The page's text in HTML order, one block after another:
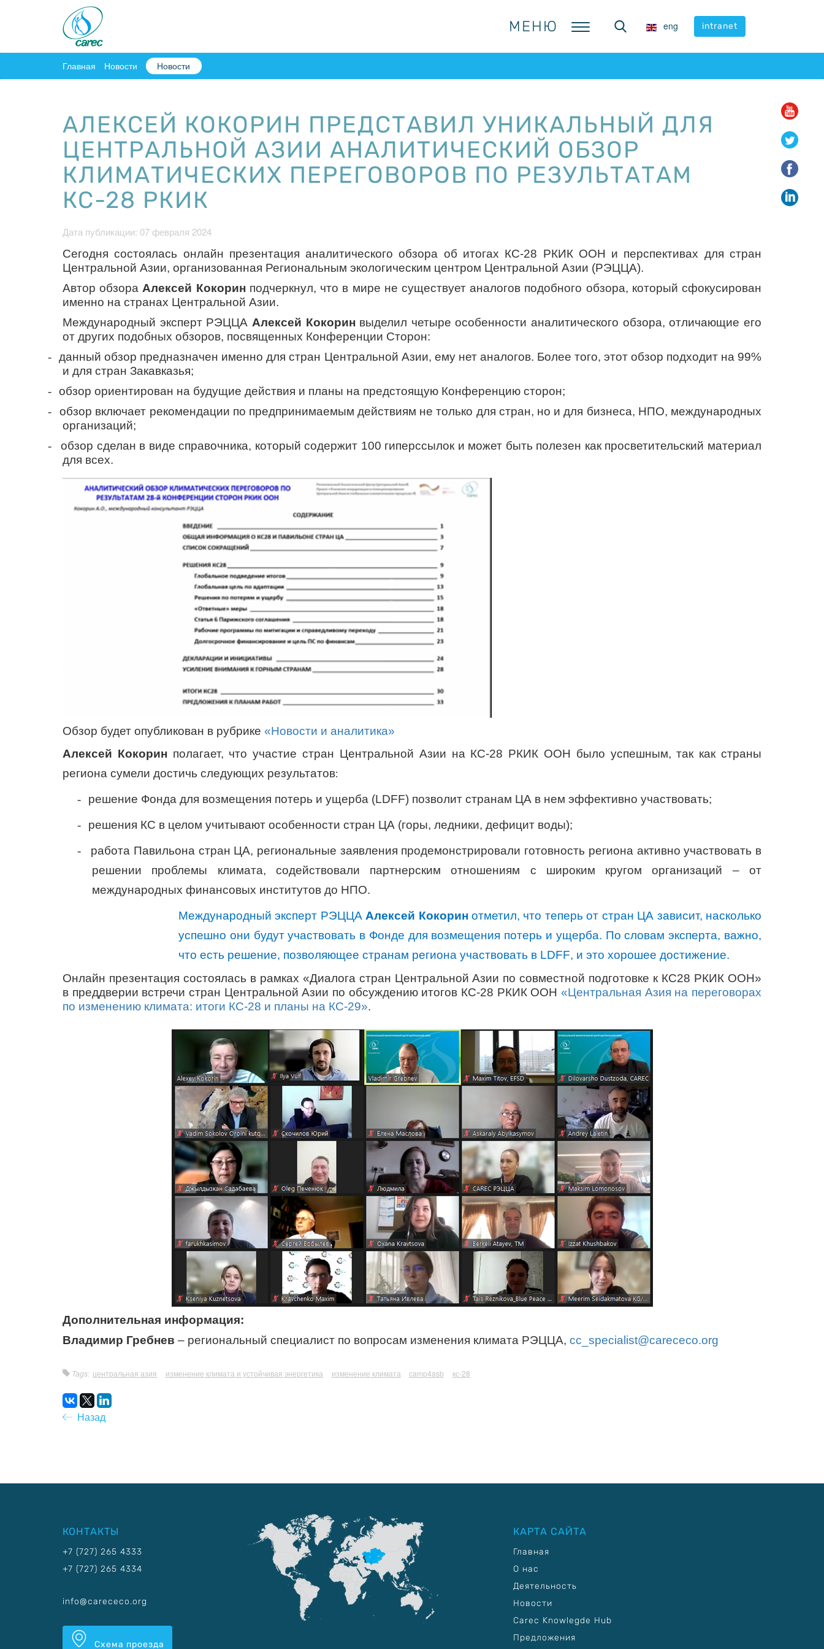
МЕНЮ eng intranet
МЕНЮ eng intranet
Главная Новости Новости
АЛЕКСЕЙ КОКОРИН ПРЕДСТАВИЛ УНИКАЛЬНЫЙ ДЛЯ
ЦЕНТРАЛЬНОЙ АЗИИ АНАЛИТИЧЕСКИЙ ОБЗОР
КЛИМАТИЧЕСКИХ ПЕРЕГОВОРОВ ПО РЕЗУЛЬТАТАМ
КС-28 РКИК
Дата публикации: 07 февраля 2024
Сегодня состоялась онлайн презентация аналитического обзора об итогах КС-28 РКИК ООН и перспективах для стран
Центральной Азии, организованная Региональным экологическим центром Центральной Азии (РЭЦЦА).
Автор обзора Алексей Кокоринподчеркнул, что в мире не существует аналогов подобного обзора, который сфокусирован
именно на странах Центральной Азии.
Международный эксперт РЭЦЦА Алексей Кокоринвыделил четыре особенности аналитического обзора, отличающие его
от других подобных обзоров, посвященных Конференции Сторон:
- данный обзор предназначен именно для стран Центральной Азии, ему нет аналогов. Более того, этот обзор подходит на 99%
и для стран Закавказья;
- обзор ориентирован на будущие действия и планы на предстоящую Конференцию сторон;
-
обзор включает рекомендации по предпринимаемым действиям не только для стран, но и для бизнеса, НПО, международных
организаций;
-
обзор сделан в виде справочника, который содержит 100 гиперссылок и может быть полезен как просветительский материал
для всех.
Обзор будет опубликован в рубрике «Новости и аналитика»
Алексей Кокоринполагает, что участие стран Центральной Азии на КС-28 РКИК ООН было успешным, так как страны
региона сумели достичь следующих результатов:
- решение Фонда для возмещения потерь и ущерба (LDFF) позволит странам ЦА в нем эффективно участвовать;
-
решения КС в целом учитывают особенности стран ЦА (горы, ледники, дефицит воды);
-
работа Павильона стран ЦА, региональные заявления продемонстрировали готовность региона активно участвовать в
решении проблемы климата, содействовали партнерским отношениям с широким кругом организаций – от
международных финансовых институтов до НПО.
Международный эксперт РЭЦЦА Алексей Кокоринотметил, что теперь от стран ЦА зависит, насколько
успешно они будут участвовать в Фонде для возмещения потерь и ущерба. По словам эксперта, важно,
что есть решение, позволяющее странам региона участвовать в LDFF, и это хорошее достижение.
Онлайн презентация состоялась в рамках «Диалога стран Центральной Азии по совместной подготовке к КС28 РКИК ООН»
в преддверии встречи стран Центральной Азии по обсуждению итогов КС-28 РКИК ООН «Центральная Азия на переговорах
по изменению климата: итоги КС-28 и планы на КС-29».
Дополнительная информация:
Владимир Гребнев – региональный специалист по вопросам изменения климата РЭЦЦА, cc_specialist@carececo.org
Tags: центральная азия изменение климата и устойчивая энергетика изменение климата camp4asb кс-28
Назад
КОНТАКТЫ
+7 (727) 265 4333
+7 (727) 265 4334
info@carececo.org
Схема проезда
КАРТА САЙТА
Главная
О нас
Деятельность
Новости
Carec Knowlegde Hub
Предложения